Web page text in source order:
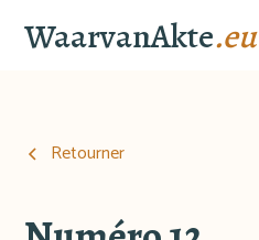
WaarvanAkte.eu
Retourner